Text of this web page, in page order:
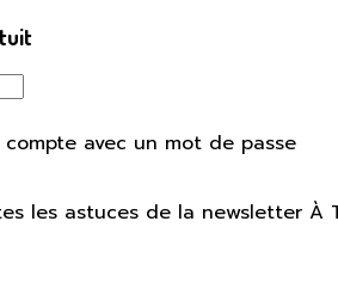
avec un mot de passe
les astuces de la newsletter À